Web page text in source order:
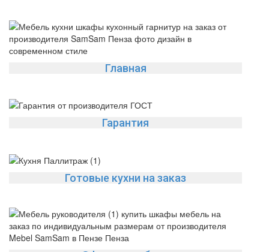
Главная
Гарантия
Готовые кухни на заказ